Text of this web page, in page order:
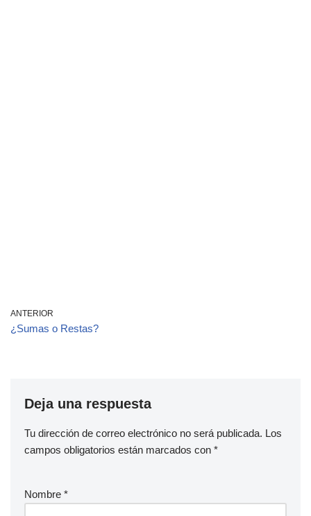
ANTERIOR
¿Sumas o Restas?
Deja una respuesta
Tu dirección de correo electrónico no será publicada. Los
campos obligatorios están marcados con *
Nombre *